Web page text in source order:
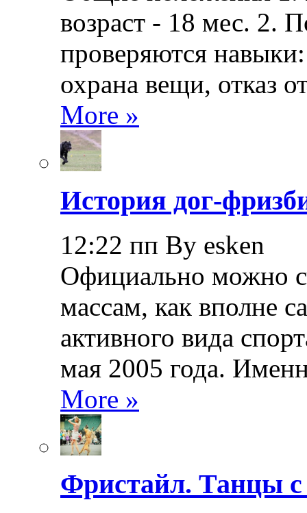
возраст - 18 мес. 2.
проверяются
охрана вещи, отказ
More »
История дог-
12:22 пп By esken
Официально можно
массам, как вполне
активного вида
мая 2005 года.
More »
Фристайл. Танцы с